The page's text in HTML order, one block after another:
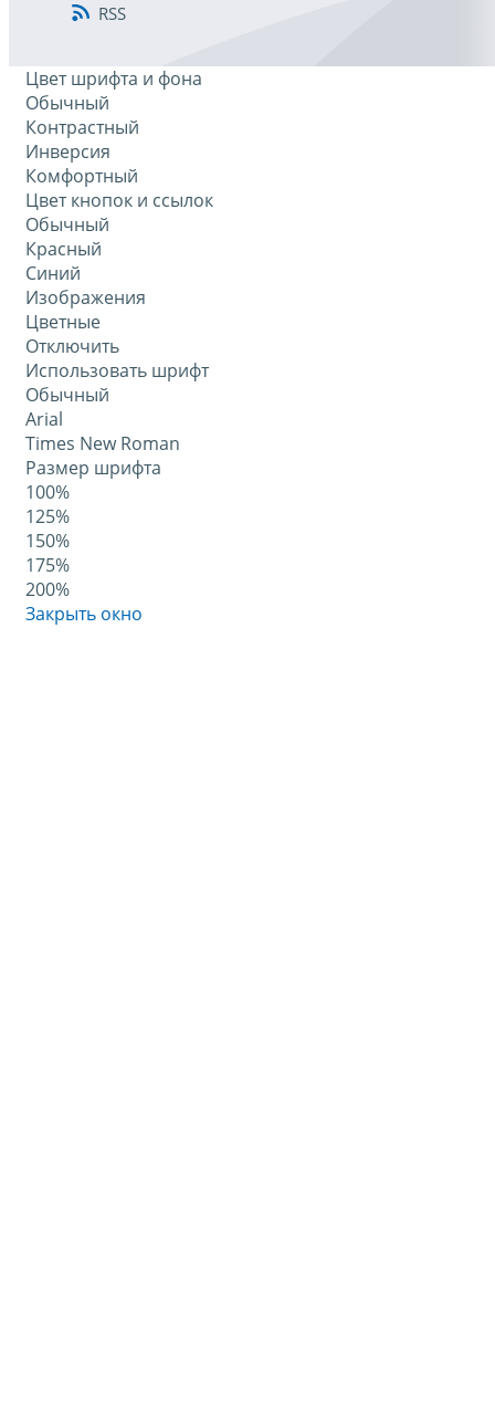
RSS
Цвет шрифта и фона
Обычный
Контрастный
Инверсия
Комфортный
Цвет кнопок и ссылок
Обычный
Красный
Синий
Изображения
Цветные
Отключить
Использовать шрифт
Обычный
Arial
Times New Roman
Размер шрифта
100%
125%
150%
175%
200%
Закрыть окно